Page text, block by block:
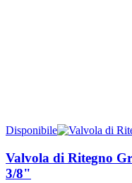
Disponibile
Valvola di Ritegno
3/8"